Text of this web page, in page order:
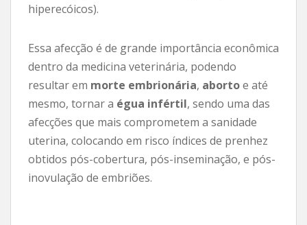
hiperecóicos).
Essa afecção é de grande importância econômica
dentro da medicina veterinária, podendo
resultar em morte embrionária, abortoe até
mesmo, tornar a égua infértil, sendo uma das
afecções que mais comprometem a sanidade
uterina, colocando em risco índices de prenhez
obtidos pós-cobertura, pós-inseminação, e pós-
inovulação de embriões.